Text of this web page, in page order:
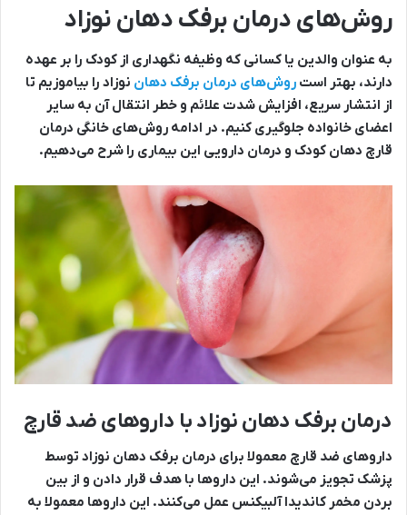
روش‌های درمان برفک دهان نوزاد
به عنوان والدین یا کسانی که وظیفه نگهداری از کودک را بر عهده
دارند، بهتر است روش‌های درمان برفک دهان نوزاد را بیاموزیم تا
از انتشار سریع، افزایش شدت علائم و خطر انتقال آن به سایر
اعضای خانواده جلوگیری کنیم. در ادامه روش‌های خانگی درمان
قارچ دهان کودک و درمان دارویی این بیماری را شرح می‌دهیم.
درمان برفک دهان نوزاد با داروهای ضد قارچ
داروهای ضد قارچ معمولا برای درمان برفک دهان نوزاد توسط
پزشک تجویز می‌شوند. این داروها با هدف قرار دادن و از بین
بردن مخمر کاندیدا آلبیکنس عمل می‌کنند. این داروها معمولا به